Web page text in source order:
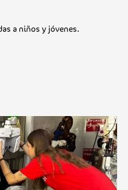
a niños y jóvenes.